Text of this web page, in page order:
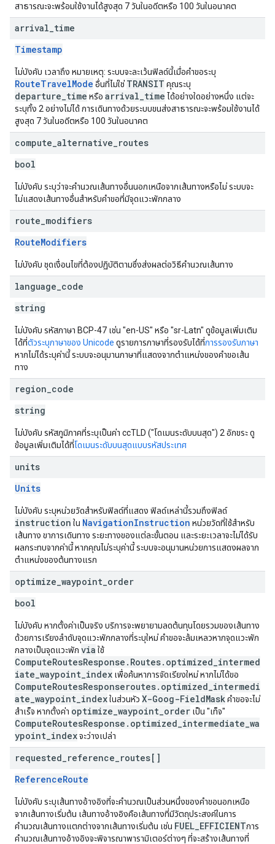
สาธารณะจะพร้อมใช้งานได้สูงสุด 7 วันในอดีตหรือ 100 วันในอนาคต
arrival time
Timestamp
ไม่บังคับ เวลาถึง หมายเหตุ: ระบบจะละเว้นฟิลด์นี้เมื่อคำขอระบุ
RouteTravelMode อื่นที่ไม่ใช่ TRANSIT คุณระบุ
departure_time หรือ arrival_time ได้อย่างใดอย่างหนึ่ง แต่จะ
ระบุทั้ง 2 อย่างไม่ได้ การเดินทางด้วยระบบขนส่งสาธารณะจะพร้อมใช้งานได้
สูงสุด 7 วันในอดีตหรือ 100 วันในอนาคต
compute alternative routes
bool
ไม่บังคับ ระบุว่าจะคำนวณเส้นทางอื่นนอกเหนือจากเส้นทางหรือไม่ ระบบจะ
ไม่แสดงเส้นทางอื่นสำหรับคำขอที่มีจุดแวะพักกลาง
route modifiers
RouteModifiers
ไม่บังคับ ชุดเงื่อนไขที่ต้องปฏิบัติตามซึ่งส่งผลต่อวิธีคำนวณเส้นทาง
language code
string
ไม่บังคับ รหัสภาษา BCP-47 เช่น "en-US" หรือ "sr-Latn" ดูข้อมูลเพิ่มเติม
ได้ที่ตัวระบุภาษาของ Unicode ดูรายการภาษาที่รองรับได้ที่การรองรับภาษา
หากไม่ได้ระบุค่านี้ ระบบจะอนุมานภาษาที่แสดงจากตำแหน่งของคำขอเส้น
ทาง
region code
string
ไม่บังคับ รหัสภูมิภาคที่ระบุเป็นค่า ccTLD ("โดเมนระดับบนสุด") 2 อักขระ ดู
ข้อมูลเพิ่มเติมได้ที่โดเมนระดับบนสุดแบบรหัสประเทศ
units
Units
ไม่บังคับ ระบุหน่วยวัดสำหรับฟิลด์ที่แสดง ฟิลด์เหล่านี้รวมถึงฟิลด์
instruction ใน NavigationInstruction หน่วยวัดที่ใช้สำหรับ
เส้นทาง ขาการเดินทาง ระยะทางของแต่ละขั้นตอน และระยะเวลาจะไม่ได้รับ
ผลกระทบจากค่านี้ หากคุณไม่ระบุค่านี้ ระบบจะอนุมานหน่วยการแสดงผลจาก
ตำแหน่งของต้นทางแรก
optimize waypoint order
bool
ไม่บังคับ หากตั้งค่าเป็นจริง บริการจะพยายามลดต้นทุนโดยรวมของเส้นทาง
ด้วยการเรียงลำดับจุดแวะพักกลางที่ระบุใหม่ คำขอจะล้มเหลวหากจุดแวะพัก
กลางเป็นจุดแวะพัก via ใช้
ComputeRoutesResponse.Routes.optimized_intermed
iate_waypoint_index เพื่อค้นหาการจัดเรียงใหม่ หากไม่ได้ขอ
ComputeRoutesResponseroutes.optimized_intermedi
ate_waypoint_indexในส่วนหัว X-Goog-FieldMaskคำขอจะไม่
สำเร็จ หากตั้งค่า optimize_waypoint_order เป็น "เท็จ"
ComputeRoutesResponse.optimized_intermediate_wa
ypoint_indexจะว่างเปล่า
requested reference routes[]
ReferenceRoute
ไม่บังคับ ระบุเส้นทางอ้างอิงที่จะคำนวณเป็นส่วนหนึ่งของคำขอนอกเหนือ
จากเส้นทางเริ่มต้น เส้นทางอ้างอิงคือเส้นทางที่มีวัตถุประสงค์ในการ
คำนวณเส้นทางแตกต่างจากเส้นทางเริ่มต้น เช่น FUEL_EFFICIENTการ
คำนวณเส้นทางอ้างอิงจะพิจารณาพารามิเตอร์ต่างๆ ที่จะสร้างเส้นทางที่